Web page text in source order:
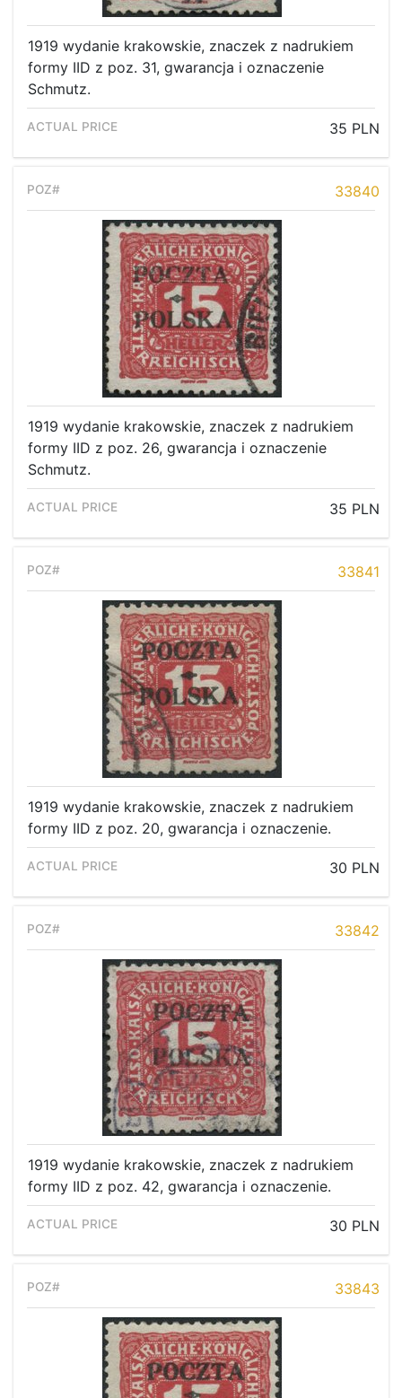
1919 wydanie krakowskie, znaczek z nadrukiem
formy IID z poz. 31, gwarancja i oznaczenie
Schmutz.
35 PLN
33840
1919 wydanie krakowskie, znaczek z nadrukiem
formy IID z poz. 26, gwarancja i oznaczenie
Schmutz.
35 PLN
33841
1919 wydanie krakowskie, znaczek z nadrukiem
formy IID z poz. 20, gwarancja i oznaczenie.
30 PLN
33842
1919 wydanie krakowskie, znaczek z nadrukiem
formy IID z poz. 42, gwarancja i oznaczenie.
30 PLN
33843